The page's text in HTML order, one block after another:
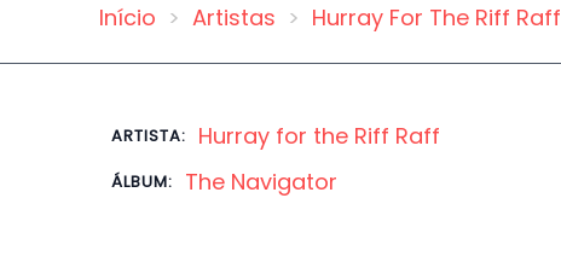
Trilha
navegação
Início Artistas Hurray For The Riff Raff
ARTISTA: Hurray for the Riff Raff
ÁLBUM: The Navigator